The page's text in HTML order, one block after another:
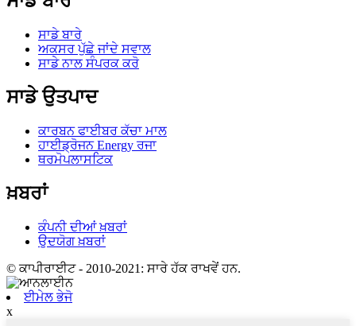
ਸਾਡੇ ਬਾਰੇ
ਅਕਸਰ ਪੁੱਛੇ ਜਾਂਦੇ ਸਵਾਲ
ਸਾਡੇ ਨਾਲ ਸੰਪਰਕ ਕਰੋ
ਸਾਡੇ ਉਤਪਾਦ
ਕਾਰਬਨ ਫਾਈਬਰ ਕੱਚਾ ਮਾਲ
ਹਾਈਡ੍ਰੋਜਨ Energy ਰਜਾ
ਥਰਮੋਪਲਾਸਟਿਕ
ਖ਼ਬਰਾਂ
ਕੰਪਨੀ ਦੀਆਂ ਖ਼ਬਰਾਂ
ਉਦਯੋਗ ਖ਼ਬਰਾਂ
© ਕਾਪੀਰਾਈਟ - 2010-2021: ਸਾਰੇ ਹੱਕ ਰਾਖਵੇਂ ਹਨ.
ਈਮੇਲ ਭੇਜੋ
x